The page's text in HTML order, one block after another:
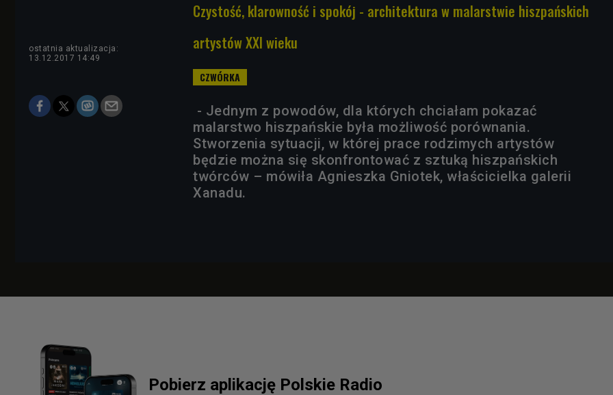
Czystość, klarowność i spokój - architektura w malarstwie hiszpańskich
artystów XXI wieku
ostatnia aktualizacja:
13.12.2017 14:49
- Jednym z powodów, dla których chciałam pokazać
malarstwo hiszpańskie była możliwość porównania.
Stworzenia sytuacji, w której prace rodzimych artystów
będzie można się skonfrontować z sztuką hiszpańskich
twórców – mówiła Agnieszka Gniotek, właścicielka galerii
Xanadu.
Pobierz aplikację Polskie Radio